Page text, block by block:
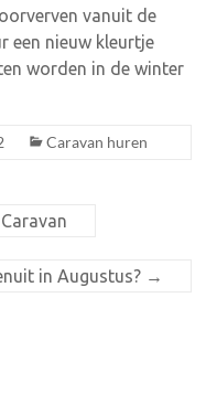
vanuit de
een nieuw kleurtje
worden in de winter
Caravan huren
in Augustus? →